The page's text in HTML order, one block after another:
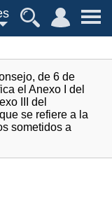
de 6 de
el Anexo I del
III del
se refiere a la
sometidos a